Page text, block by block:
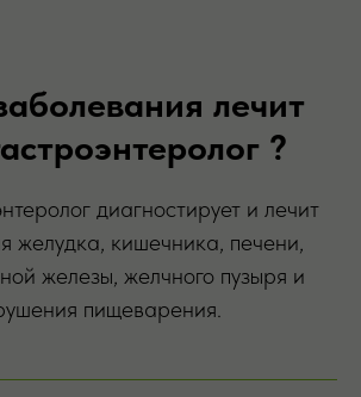
лечит
?
диагностирует и лечит
желудка, кишечника, печени,
железы, желчного пузыря и
пищеварения.